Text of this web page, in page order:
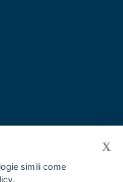
simili come
.
X